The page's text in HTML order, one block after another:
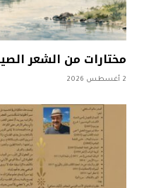
مختارات من الشعر
2 أغسطس 2026